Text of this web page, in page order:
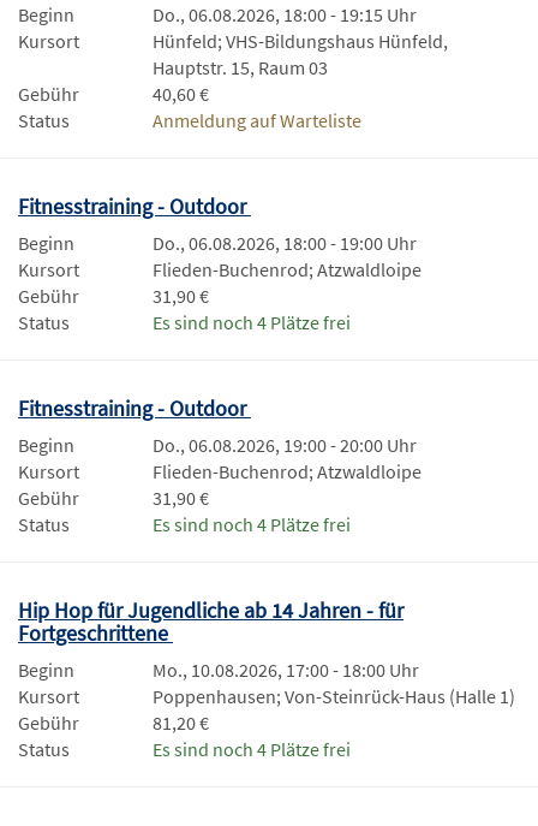
Beginn
Do., 06.08.2026, 18:00 - 19:15 Uhr
Kursort
Hünfeld; VHS-Bildungshaus Hünfeld,
Hauptstr. 15, Raum 03
Gebühr
40,60 €
Status
Anmeldung auf Warteliste
Fitnesstraining - Outdoor
Beginn
Do., 06.08.2026, 18:00 - 19:00 Uhr
Kursort
Flieden-Buchenrod; Atzwaldloipe
Gebühr
31,90 €
Status
Es sind noch 4 Plätze frei
Fitnesstraining - Outdoor
Beginn
Do., 06.08.2026, 19:00 - 20:00 Uhr
Kursort
Flieden-Buchenrod; Atzwaldloipe
Gebühr
31,90 €
Status
Es sind noch 4 Plätze frei
Hip Hop für Jugendliche ab 14 Jahren - für
Fortgeschrittene
Beginn
Mo., 10.08.2026, 17:00 - 18:00 Uhr
Kursort
Poppenhausen; Von-Steinrück-Haus (Halle 1)
Gebühr
81,20 €
Status
Es sind noch 4 Plätze frei